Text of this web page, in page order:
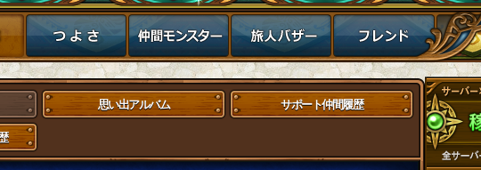
思い出アルバム サポート仲間履歴